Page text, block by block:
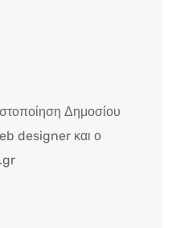
Δημοσίου
designer και ο